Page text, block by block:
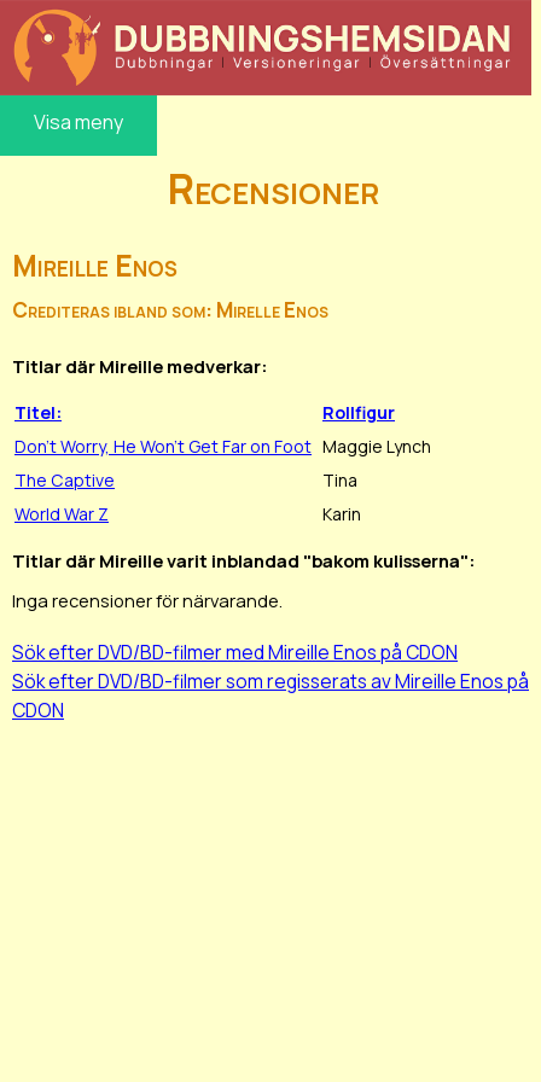
Visa meny
Recensioner
Mireille Enos
Crediteras ibland som: Mirelle Enos
Titlar där Mireille medverkar:
Titel:
Rollfigur
Don't Worry, He Won't Get Far on Foot Maggie Lynch
The Captive
Tina
World War Z
Karin
Titlar där Mireille varit inblandad "bakom kulisserna":
Inga recensioner för närvarande.
Sök efter DVD/BD-filmer med Mireille Enos på CDON
Sök efter DVD/BD-filmer som regisserats av Mireille Enos på
CDON